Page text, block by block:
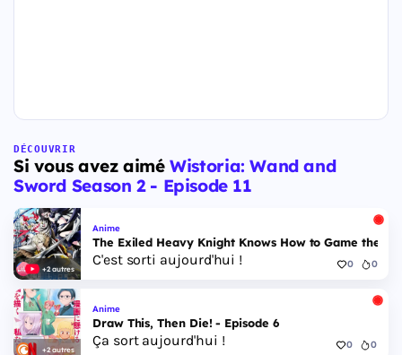
DÉCOUVRIR
Si vous avez aiméWistoria: Wand and
Sword Season 2 - Episode 11
+2 autres
Anime
The Exiled Heavy Knight Knows How to Game the
C'est sorti aujourd'hui ! 0 0
+2 autres
Anime
Draw This, Then Die! - Episode 6
Ça sort aujourd'hui ! 0 0